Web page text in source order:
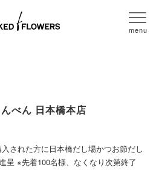
menu
べん 日本橋本店
された方に日本橋だし場かつお節だし
呈 ※先着100名様、なくなり次第終了